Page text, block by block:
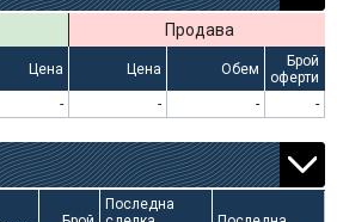
Продава
Цена Цена Обем
Брой
оферти
- - - -
Последна